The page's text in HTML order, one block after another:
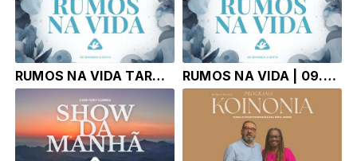
RUMOS NA VIDA TARDE | 09.07.26 Pr. Érico Rodolpho Bussinger RUMOS NA VIDA | 09.07.26 Pr. Érico Rodolpho Bussinger